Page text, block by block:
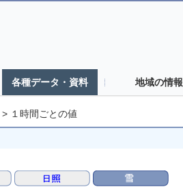
各種データ・資料 地域の情報
> １時間ごとの値